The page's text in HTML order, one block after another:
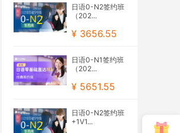
日语0-N2签约班
（202...
¥ 3656.55
日语0-N1签约班
（202...
¥ 5651.55
日语0-N2签约班
+1V1...